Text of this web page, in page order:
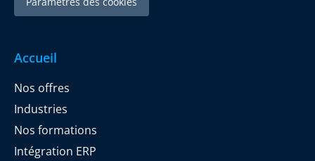
Accueil
Nos offres
Industries
Nos formations
Intégration ERP